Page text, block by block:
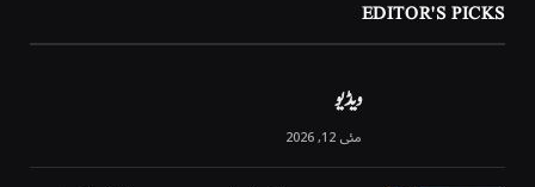
EDITOR'S PICKS
ویڈیو
مئی 12, 2026